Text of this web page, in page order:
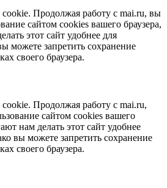
Продолжая работу с mai.ru, вы
сайтом cookies вашего браузера,
этот сайт удобнее для
можете запретить сохранение
своего браузера.
Продолжая работу с mai.ru,
сайтом cookies вашего
нам делать этот сайт удобнее
вы можете запретить сохранение
своего браузера.